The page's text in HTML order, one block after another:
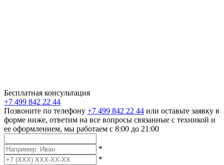
Бесплатная консультация
+7 499 842 22 44
Позвоните по телефону +7 499 842 22 44 или оставьте заявку в
форме ниже, ответим на все вопросы связанные с техникой и
ее оформлением, мы работаем с 8:00 до 21:00
*
*